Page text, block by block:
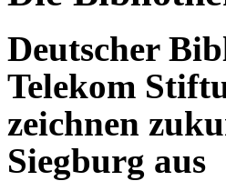
Deutscher
Telekom
zeichnen
Siegburg aus